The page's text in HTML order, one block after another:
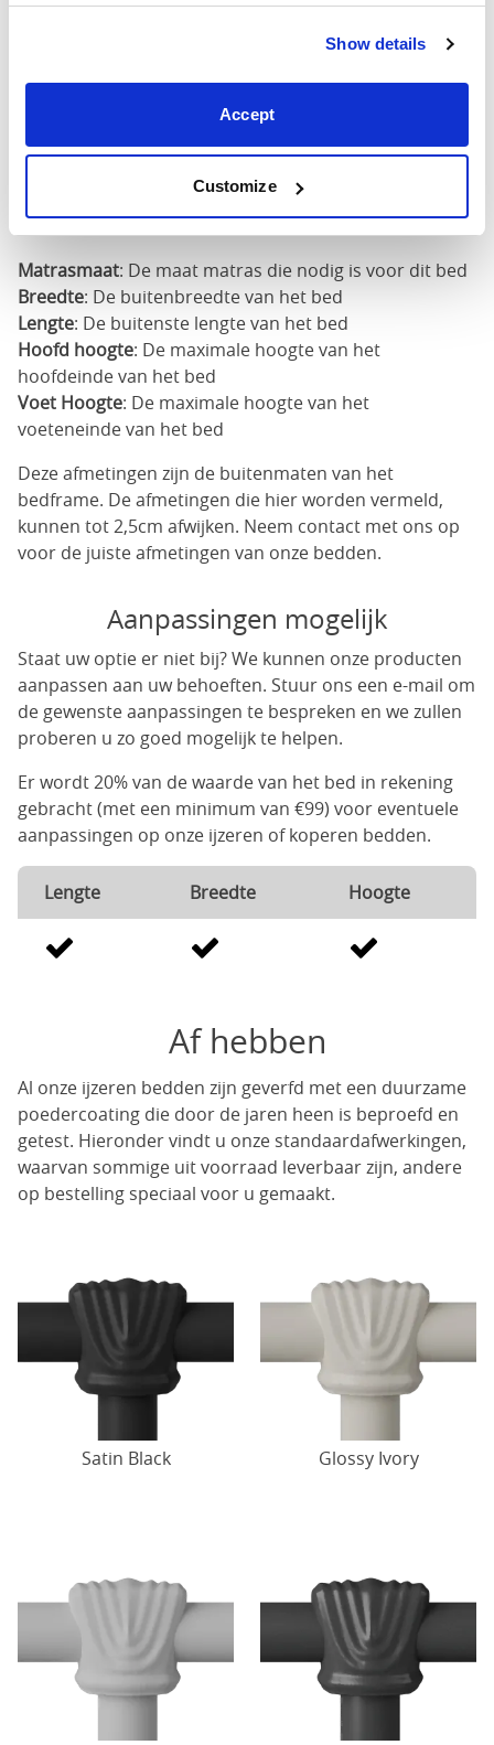
Show details
Accept
Customize
X
65" 84" 83"
180cm
200cm
84"
Matrasmaat: De maat matras die nodig is voor dit bed
Breedte: De buitenbreedte van het bed
Lengte: De buitenste lengte van het bed
Hoofd hoogte: De maximale hoogte van het
hoofdeinde van het bed
Voet Hoogte: De maximale hoogte van het
voeteneinde van het bed
Deze afmetingen zijn de buitenmaten van het
bedframe. De afmetingen die hier worden vermeld,
kunnen tot 2,5cm afwijken. Neem contact met ons op
voor de juiste afmetingen van onze bedden.
Aanpassingen mogelijk
Staat uw optie er niet bij? We kunnen onze producten
aanpassen aan uw behoeften. Stuur ons een e-mail om
de gewenste aanpassingen te bespreken en we zullen
proberen u zo goed mogelijk te helpen.
Er wordt 20% van de waarde van het bed in rekening
gebracht (met een minimum van €99) voor eventuele
aanpassingen op onze ijzeren of koperen bedden.
Lengte Breedte Hoogte
Af hebben
Al onze ijzeren bedden zijn geverfd met een duurzame
poedercoating die door de jaren heen is beproefd en
getest. Hieronder vindt u onze standaardafwerkingen,
waarvan sommige uit voorraad leverbaar zijn, andere
op bestelling speciaal voor u gemaakt.
Satin Black Glossy Ivory